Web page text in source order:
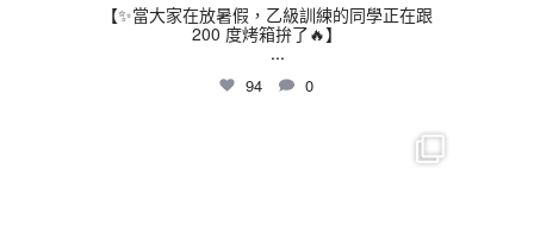
【✨當大家在放暑假，乙級訓練的同學正在跟
200 度烤箱拚了🔥】
...
94 0